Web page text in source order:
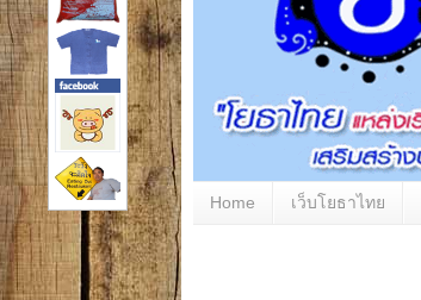
Home เว็บโยธาไทย